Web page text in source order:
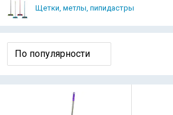
Щетки, метлы, пипидастры